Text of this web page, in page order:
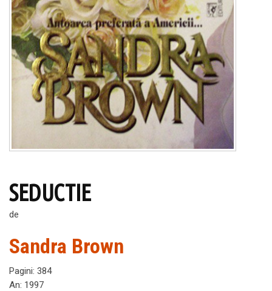
SEDUCTIE
de
Sandra Brown
Pagini: 384
An: 1997